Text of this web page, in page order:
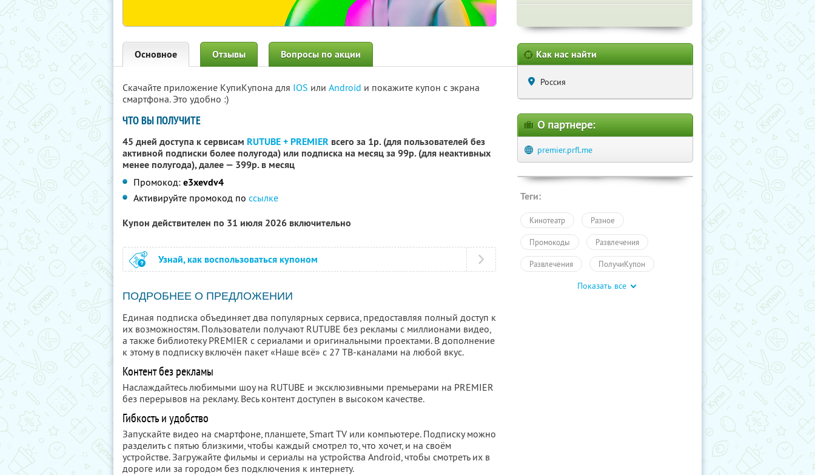
Основное Отзывы Вопросы по акции
Скачайте приложение КупиКупона для IOS или Android и покажите купон с экрана
смартфона. Это удобно :)
ЧТО ВЫ ПОЛУЧИТЕ
45 дней доступа к сервисам RUTUBE + PREMIER всего за 1р. (для пользователей без
активной подписки более полугода) или подписка на месяц за 99р. (для неактивных
менее полугода), далее — 399р. в месяц
Промокод: e3xevdv4
Активируйте промокод по ссылке
Купон действителен по 31 июля 2026 включительно
Узнай, как воспользоваться купоном
ПОДРОБНЕЕ О ПРЕДЛОЖЕНИИ
Единая подписка объединяет два популярных сервиса, предоставляя полный доступ к
их возможностям. Пользователи получают RUTUBE без рекламы с миллионами видео,
а также библиотеку PREMIER с сериалами и оригинальными проектами. В дополнение
к этому в подписку включён пакет «Наше всё» с 27 ТВ-каналами на любой вкус.
Контент без рекламы
Наслаждайтесь любимыми шоу на RUTUBE и эксклюзивными премьерами на PREMIER
без перерывов на рекламу. Весь контент доступен в высоком качестве.
Гибкость и удобство
Запускайте видео на смартфоне, планшете, Smart TV или компьютере. Подписку можно
разделить с пятью близкими, чтобы каждый смотрел то, что хочет, и на своём
устройстве. Загружайте фильмы и сериалы на устройства Android, чтобы смотреть их в
дороге или за городом без подключения к интернету.
Как нас найти
Россия
О партнере:
premier.prfl.me
Теги:
Кинотеатр Разное
Промокоды Развлечения
Развлечения ПолучиКупон
Показать все